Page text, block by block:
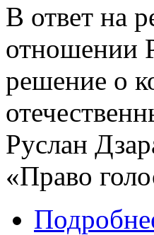
В ответ на
отношении
решение о
Руслан
«Право